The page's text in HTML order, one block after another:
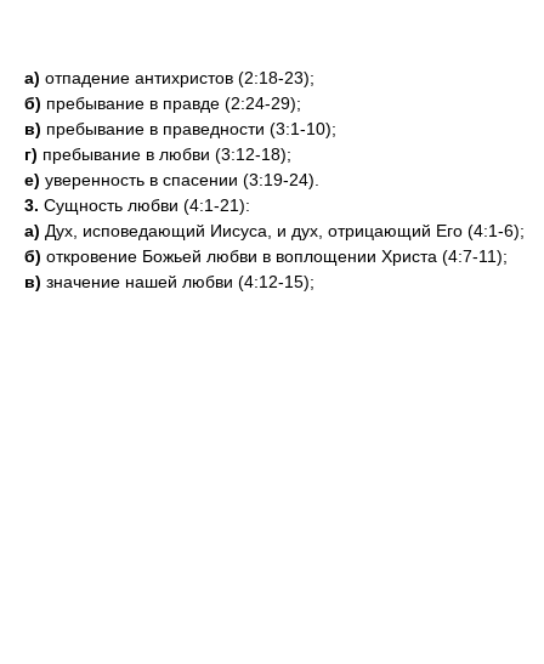
а) отпадение антихристов (2:18-23);
б) пребывание в правде (2:24-29);
в) пребывание в праведности (3:1-10);
г) пребывание в любви (3:12-18);
е) уверенность в спасении (3:19-24).
3. Сущность любви (4:1-21):
а) Дух, исповедающий Иисуса, и дух, отрицающий Его (4:1-6);
б) откровение Божьей любви в воплощении Христа (4:7-11);
в) значение нашей любви (4:12-15);